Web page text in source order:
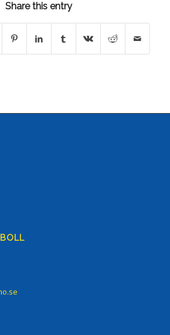
Share this entry